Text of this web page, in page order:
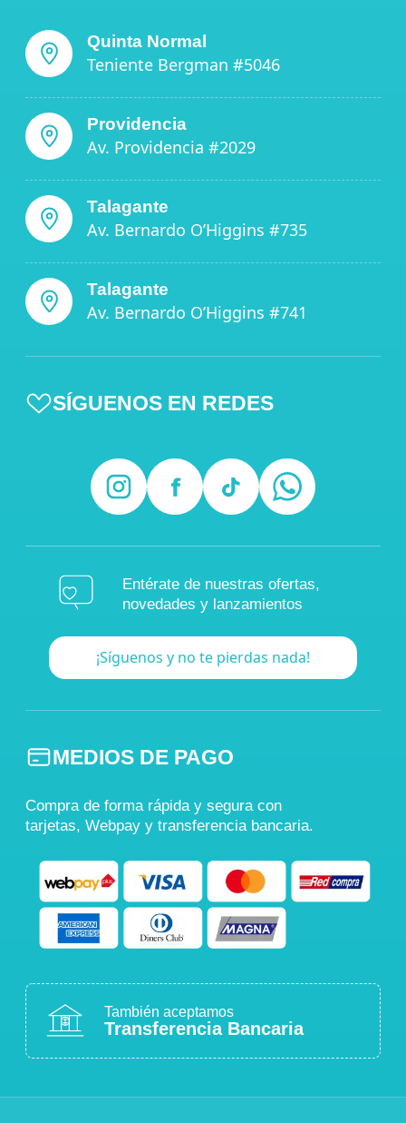
Quinta Normal
Teniente Bergman #5046
Providencia
Av. Providencia #2029
Talagante
Av. Bernardo O’Higgins #735
Talagante
Av. Bernardo O’Higgins #741
SÍGUENOS EN REDES
Entérate de nuestras ofertas,
novedades y lanzamientos
¡Síguenos y no te pierdas nada!
MEDIOS DE PAGO
Compra de forma rápida y segura con
tarjetas, Webpay y transferencia bancaria.
También aceptamos
Transferencia Bancaria